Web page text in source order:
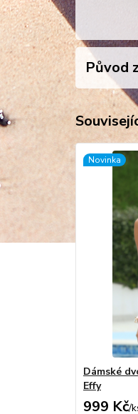
Původ
Novinka
Dámské
Effy
999 Kč/